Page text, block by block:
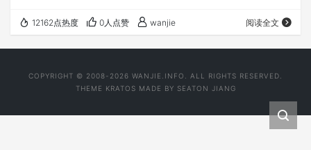
算平台“框计算”，很复杂的计算系统只为了一个目标——“搜
索到用户最想要的东西”，这意味着不论用户在搜索框里面
到百度的框计算概念推出的消息。虽然相关kuangjisuan.**
12162点热度 0人点赞 wanjie 阅读全文
COPYRIGHT © 2008-2026 WANJIE.INFO. ALL RIGHTS RESERVED.
THEME KRATOS MADE BY SEATON JIANG